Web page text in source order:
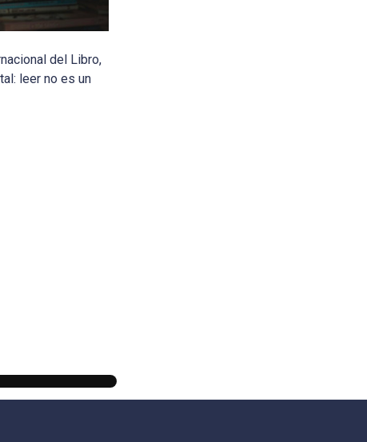
del Libro,
leer no es un